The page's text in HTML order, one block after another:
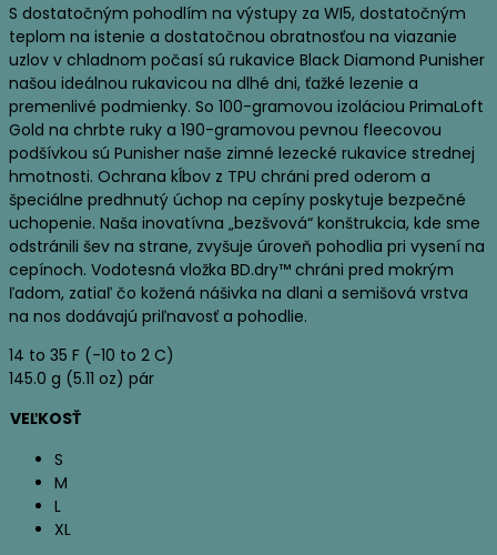
bola:
99,95 €.
je:
91,95 €.
S dostatočným pohodlím na výstupy za WI5, dostatočným
teplom na istenie a dostatočnou obratnosťou na viazanie
uzlov v chladnom počasí sú rukavice Black Diamond Punisher
našou ideálnou rukavicou na dlhé dni, ťažké lezenie a
premenlivé podmienky. So 100-gramovou izoláciou PrimaLoft
Gold na chrbte ruky a 190-gramovou pevnou fleecovou
podšívkou sú Punisher naše zimné lezecké rukavice strednej
hmotnosti. Ochrana kĺbov z TPU chráni pred oderom a
špeciálne predhnutý úchop na cepíny poskytuje bezpečné
uchopenie. Naša inovatívna „bezšvová“ konštrukcia, kde sme
odstránili šev na strane, zvyšuje úroveň pohodlia pri vysení na
cepínoch. Vodotesná vložka BD.dry™ chráni pred mokrým
ľadom, zatiaľ čo kožená nášivka na dlani a semišová vrstva
na nos dodávajú priľnavosť a pohodlie.
14 to 35 F (-10 to 2 C)
145.0 g (5.11 oz) pár
VEĽKOSŤ
S
M
L
XL